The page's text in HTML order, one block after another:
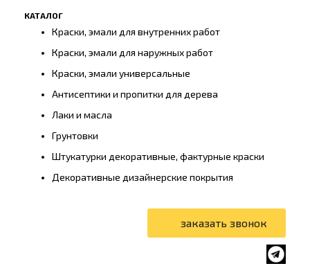
КАТАЛОГ
Краски, эмали для внутренних работ
Краски, эмали для наружных работ
Краски, эмали универсальные
Антисептики и пропитки для дерева
Лаки и масла
Грунтовки
Штукатурки декоративные, фактурные краски
Декоративные дизайнерские покрытия